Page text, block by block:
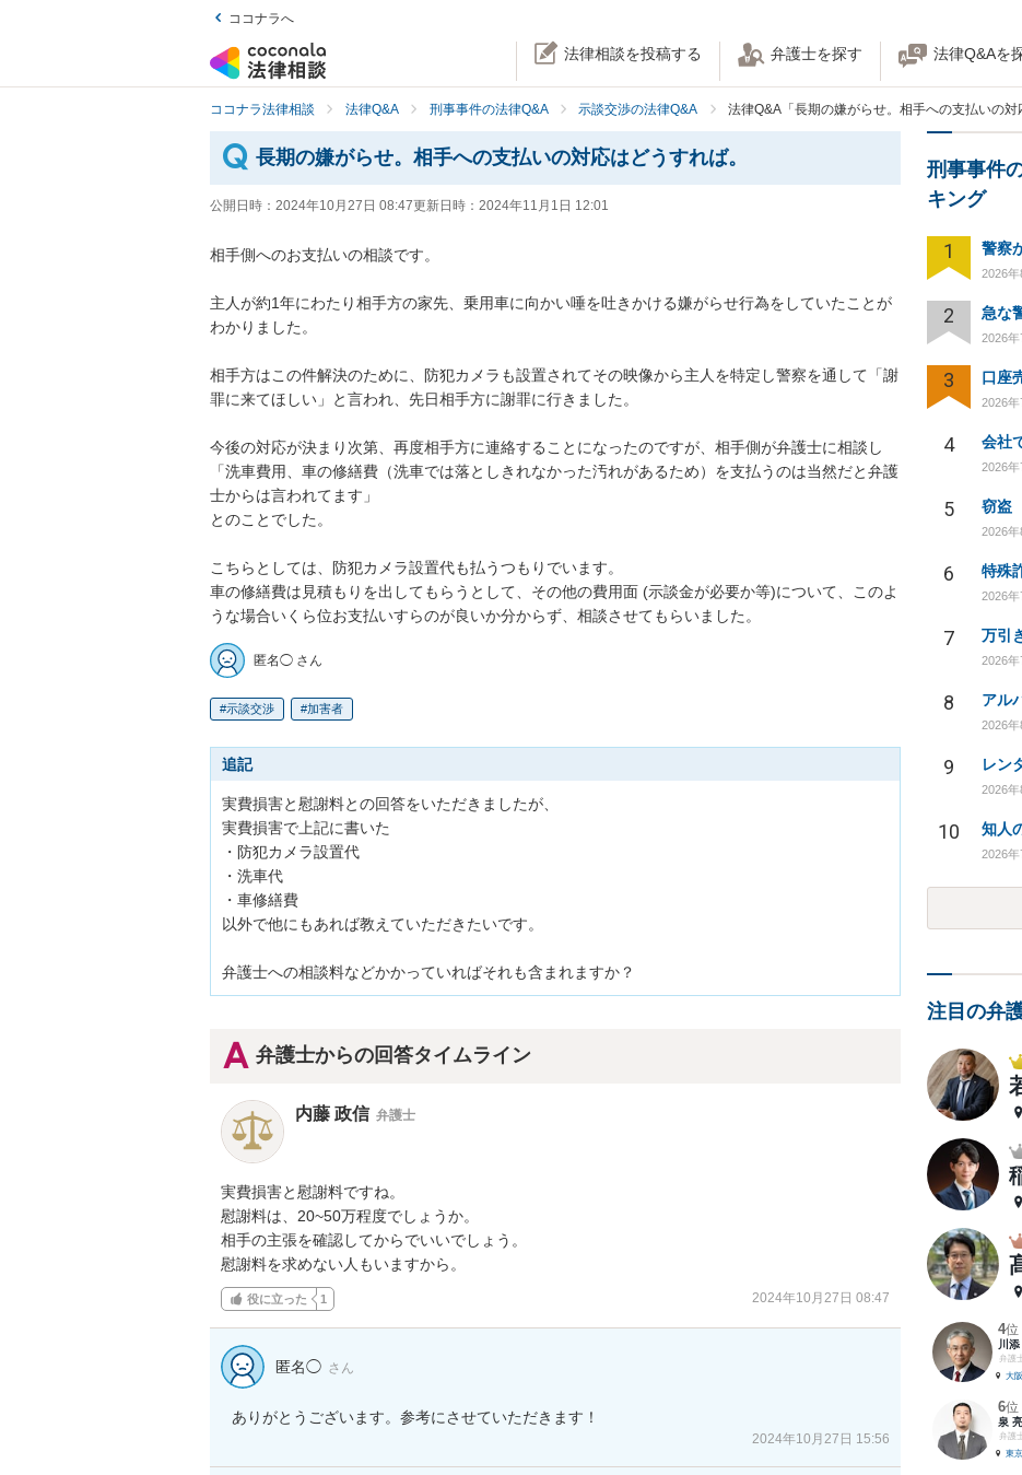
ココナラへ
法律相談を投稿する 弁護士を探す 法律Q&Aを
ココナラ法律相談 法律Q&A 刑事事件の法律Q&A 示談交渉の法律Q&A 法律Q&A「長期の嫌がらせ。相手への支払いの対
長期の嫌がらせ。相手への支払いの対応はどうすれば。
公開日時： 2024年10月27日 08:47更新日時： 2024年11月1日 12:01
相手側へのお支払いの相談です。
主人が約1年にわたり相手方の家先、乗用車に向かい唾を吐きかける嫌がらせ行為をしていたことが
わかりました。
相手方はこの件解決のために、防犯カメラも設置されてその映像から主人を特定し警察を通して「謝
罪に来てほしい」と言われ、先日相手方に謝罪に行きました。
今後の対応が決まり次第、再度相手方に連絡することになったのですが、相手側が弁護士に相談し
「洗車費用、車の修繕費（洗車では落としきれなかった汚れがあるため）を支払うのは当然だと弁護
士からは言われてます」
とのことでした。
こちらとしては、防犯カメラ設置代も払うつもりでいます。
車の修繕費は見積もりを出してもらうとして、その他の費用面 (示談金が必要か等)について、このよ
うな場合いくら位お支払いすらのが良いか分からず、相談させてもらいました。
匿名◯ さん
示談交渉 加害者
追記
実費損害と慰謝料との回答をいただきましたが、
実費損害で上記に書いた
・防犯カメラ設置代
・洗車代
・車修繕費
以外で他にもあれば教えていただきたいです。
弁護士への相談料などかかっていればそれも含まれますか？
弁護士からの回答タイムライン
内藤 政信 弁護士
実費損害と慰謝料ですね。
慰謝料は、20~50万程度でしょうか。
相手の主張を確認してからでいいでしょう。
慰謝料を求めない人もいますから。
役に立った 1 2024年10月27日 08:47
匿名◯ さん
ありがとうございます。参考にさせていただきます！
2024年10月27日 15:56
刑事事件
キング
1
2026年
2 急な
2026年
3
2026年
4
2026年
5 窃盗
2026年
6 特殊
2026年
7
2026年
8
2026年
9
2026年
10
2026年
注目の弁
4位
川
弁護
大
6位
泉
弁護
東